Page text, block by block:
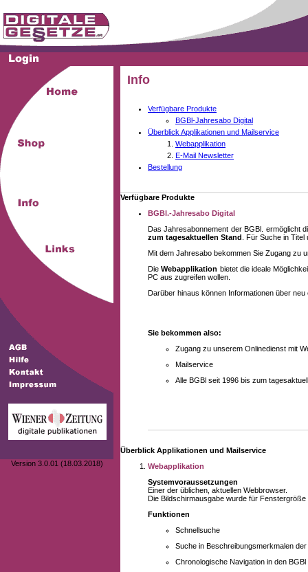
Version 3.0.01 (18.03.2018)
Info
Verfügbare Produkte
BGBl-Jahresabo Digital
Überblick Applikationen und Mailservice
Webapplikation
E-Mail Newsletter
Bestellung
Verfügbare Produkte
BGBl.-Jahresabo Digital
Das Jahresabonnement der BGBl. ermöglicht
zum tagesaktuellen Stand . Für Suche in
Mit dem Jahresabo bekommen Sie Zugang zu
DieWebapplikation bietet die ideale
PC aus zugreifen wollen.
Darüber hinaus können Informationen über
Sie bekommen also:
Zugang zu unserem Onlinedienst mit
Mailservice
Alle BGBl seit 1996 bis zum
Überblick Applikationen und Mailservice
Webapplikation
Systemvoraussetzungen
Einer der üblichen, aktuellen Webbrowser.
Die Bildschirmausgabe wurde für
Funktionen
Schnellsuche
Suche in Beschreibungsmerkmalen
Chronologische Navigation in den BGBl